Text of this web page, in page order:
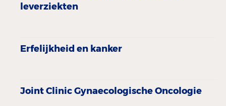
leverziekten
Erfelijkheid en kanker
Joint Clinic Gynaecologische Oncologie